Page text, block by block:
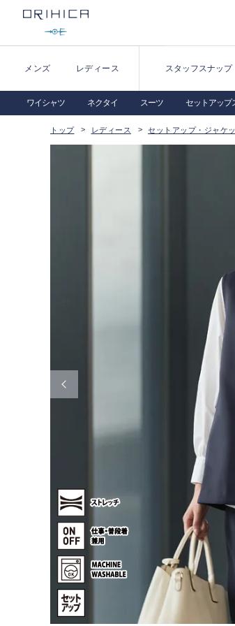
メンズ レディース スタッフスナップ
ワイシャツ ネクタイ スーツ セットアップ
トップ レディース セットアップ・ジャケ